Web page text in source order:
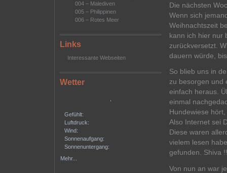
004 – Malediven
005 – Philippinen
006 – Rotes Meer
Links
Interessante Webseiten
Wetter
Gefühlt:
Luftdruck:
Wind:
Sonnenaufgang:
Sonnenuntergang:
Mehr...
Die nächsten
Wenn sich
Weihnachtszeit
kann ich hier nur
zurückversetzt.
dauern würde,
So blieb uns in
zu besorgen und
einfach heraus.
einmal
Hundewiese
Also Internet sei
Diese waren
vielem lesen
gefunden. Shiva
Von nun an war